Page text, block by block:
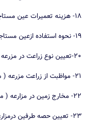
۱۸- هزینه تعمیرات عین مستاجره ( ماده ۴۸۶ ق . م )
۱۹- نحوه استفاده ازعین مستاجره ( ماده ۴۹۰و ۵۰۸ ق . م )
۲۰-تعیین نوع زراعت در مزرعه ( ماده ۵۲۴ ق . م )
۲۱- مواظبت از زراعت مزرعه ( ماده ۵۳۶ ق. م )
۲۲- مخارج زمین در مزارعه ( ماده ۵۴۲ ق . م )
۲۳- تعیین حصه طرفین درمزارعه ( ماده ۵۴۹ ق . م )